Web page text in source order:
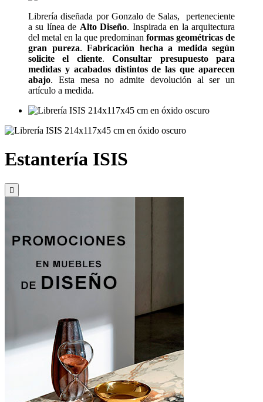
Librería diseñada por Gonzalo de Salas, perteneciente
a su línea de Alto Diseño. Inspirada en la arquitectura
del metal en la que predominan formas geométricas de
gran pureza. Fabricación hecha a medida según
solicite el cliente.Consultar presupuesto para
medidas y acabados distintos de las que aparecen
abajo. Esta mesa no admite devolución al ser un
artículo a medida.
Estantería ISIS
